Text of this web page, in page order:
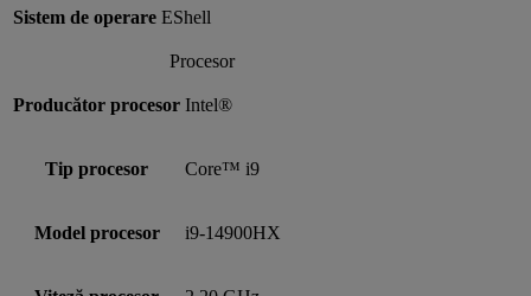
Sistem de operare EShell
Procesor
Producător procesor Intel®
Tip procesor Core™ i9
Model procesor i9-14900HX